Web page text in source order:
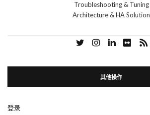
Troubleshooting & Tuning
Architecture & HA Solution
其他操作
登录